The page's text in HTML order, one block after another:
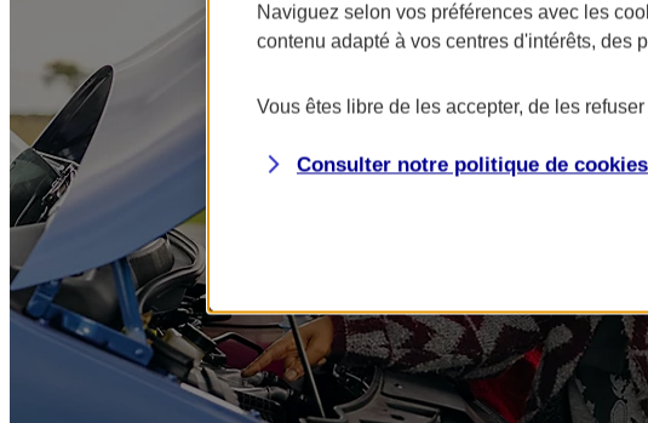
Naviguez selon vos préférences avec les
contenu adapté à vos centres d'intérêts, des
Vous êtes libre de les accepter, de les
Consulter notre politique de cookies